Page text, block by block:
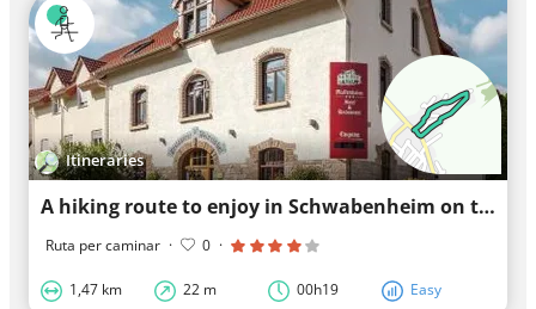
Itineraries
A hiking route to enjoy in Schwabenheim on the Selz.
Ruta per caminar · 0 ·
1,47 km 22 m 00h19 Easy